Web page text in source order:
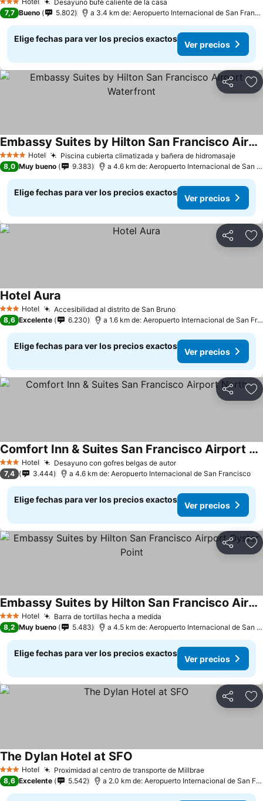
3 Estrellas
Desayuno bufé caliente de la casa
7,7 Bueno 5.802 a 3.4 km de: Aeropuerto Internacional de San Francisco
Elige fechas para ver los precios exactos
Ver precios
Compartir
4 EstrellasHotel Piscina cubierta climatizada y bañera de hidromasaje
Embassy Suites by Hilton San Francisco Airport Waterfront
8,0 Muy bueno 9.383 a 4.6 km de: Aeropuerto Internacional de San Francisco
Elige fechas para ver los precios exactos
Ver precios
Compartir
3 Estrellas
Hotel Accesibilidad al distrito de San Bruno
Hotel Aura
8,6 Excelente 6.230 a 1.6 km de: Aeropuerto Internacional de San Francisco
Elige fechas para ver los precios exactos
Ver precios
Compartir
3 Estrellas
Hotel Desayuno con gofres belgas de autor
Comfort Inn & Suites San Francisco Airport North
7,4 3.444 a 4.6 km de: Aeropuerto Internacional de San Francisco
Elige fechas para ver los precios exactos
Ver precios
Compartir
3 Estrellas
Hotel Barra de tortillas hecha a medida
Embassy Suites by Hilton San Francisco Airport Oyster Point
8,2 Muy bueno 5.483 a 4.5 km de: Aeropuerto Internacional de San Francisco
Elige fechas para ver los precios exactos
Ver precios
Compartir
3 Estrellas
Hotel Proximidad al centro de transporte de Millbrae
The Dylan Hotel at SFO
8,6 Excelente 5.542 a 2.0 km de: Aeropuerto Internacional de San Francisco